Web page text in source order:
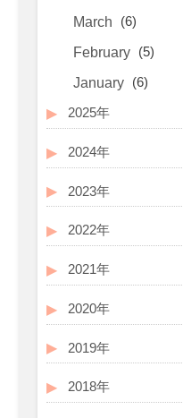
March (6)
February (5)
January (6)
2025年
2024年
2023年
2022年
2021年
2020年
2019年
2018年